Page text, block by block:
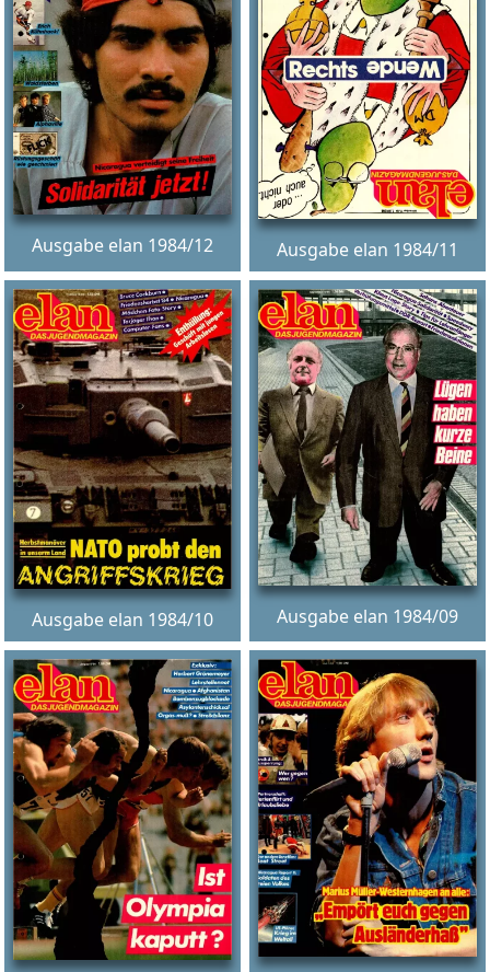
Ausgabe elan 1984/12 Ausgabe elan 1984/11
Ausgabe elan 1984/10 Ausgabe elan 1984/09